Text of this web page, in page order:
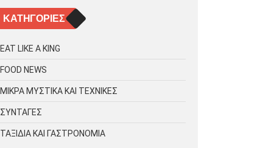
KΑΤΗΓΟΡΊΕΣ
EAT LIKE A KING
FOOD NEWS
ΜΙΚΡΑ ΜΥΣΤΙΚΑ ΚΑΙ ΤΕΧΝΙΚΕΣ
ΣΥΝΤΑΓΕΣ
ΤΑΞΙΔΙΑ ΚΑΙ ΓΑΣΤΡΟΝΟΜΙΑ